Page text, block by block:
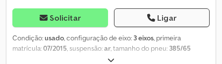
Solicitar Ligar
Condição:usado, configuração de eixo: 3 eixos, primeira
matrícula:07/2015, suspensão:ar, tamanho do pneu: 385/65
, Ano de fabrico:2015